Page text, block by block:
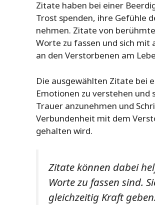
Zitate haben bei einer
Trost spenden, ihre Gefühle
nehmen. Zitate von
Worte zu fassen und sich mit
an den Verstorbenen am
Die ausgewählten Zitate bei
Emotionen zu verstehen und
Trauer anzunehmen und
Verbundenheit mit dem
gehalten wird.
Zitate können dabei
Worte zu fassen sind.
gleichzeitig Kraft geben.